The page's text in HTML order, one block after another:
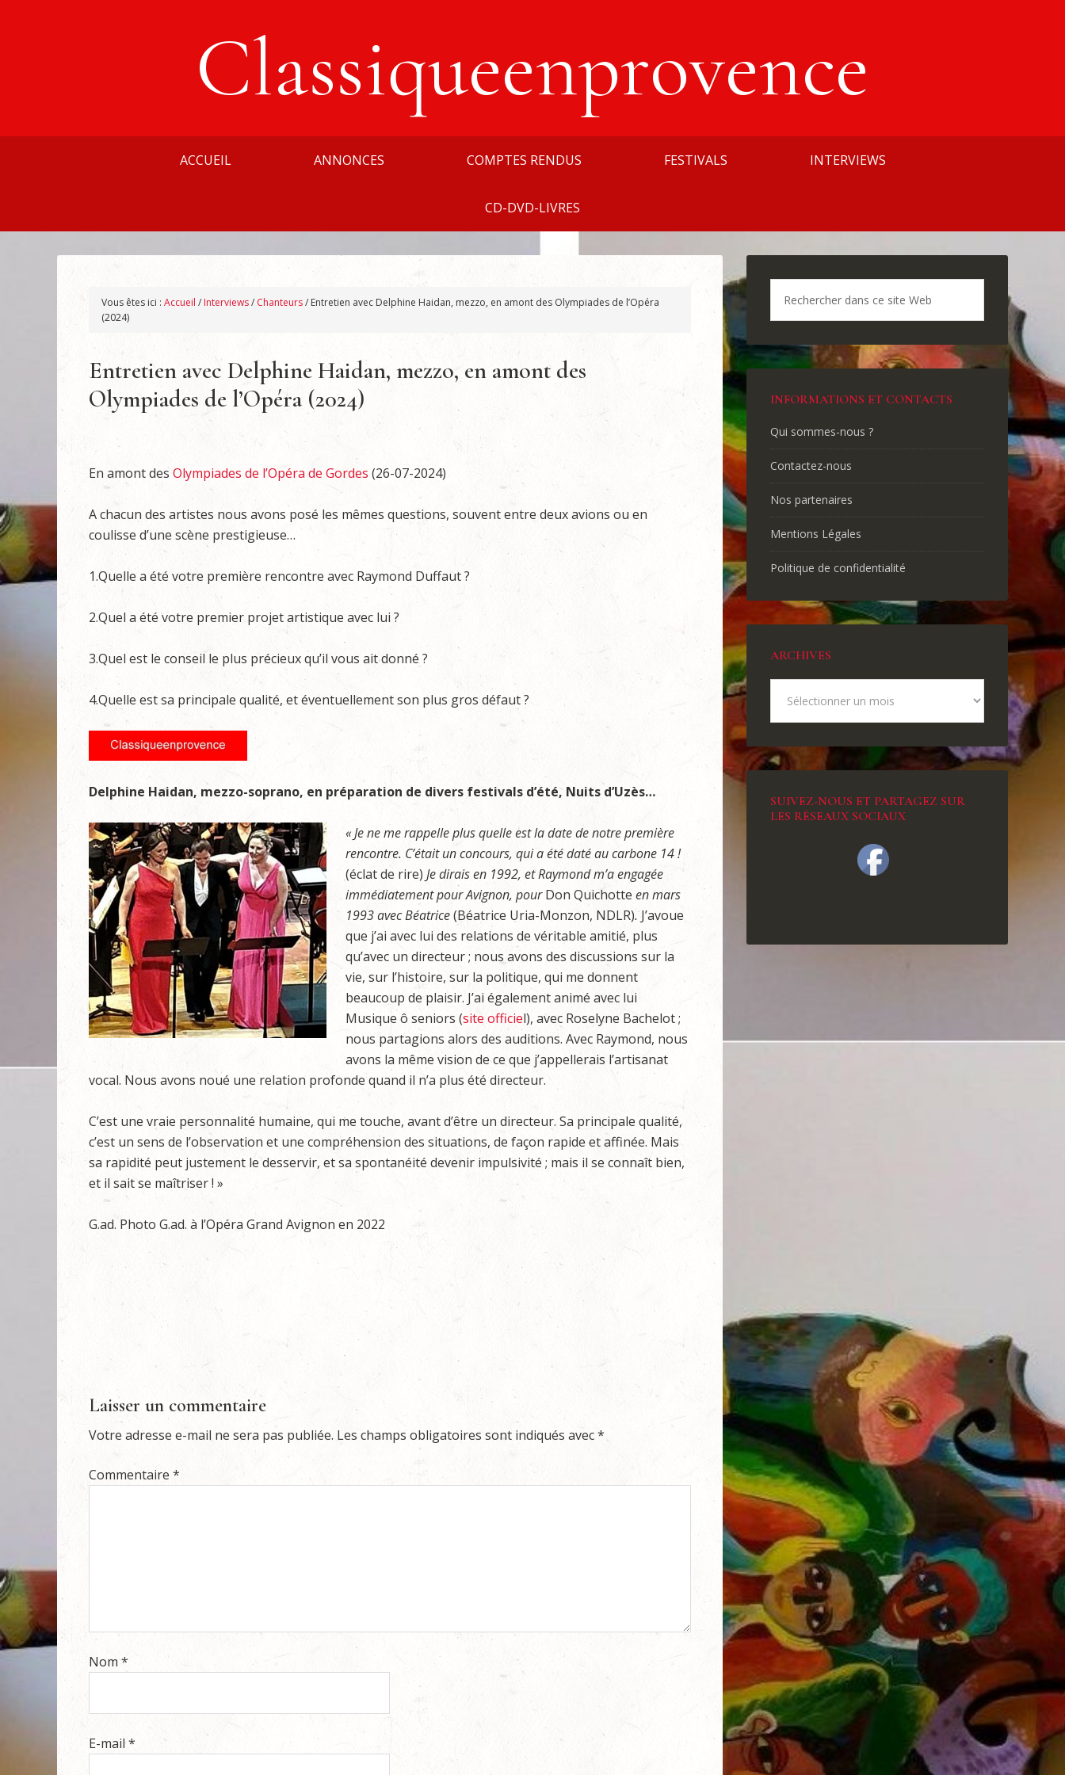
Classiqueenprovence
ACCUEIL ANNONCES COMPTES RENDUS FESTIVALS INTERVIEWS
CD-DVD-LIVRES
Vous êtes ici : Accueil / Interviews/ Chanteurs/ Entretien avec Delphine Haidan, mezzo, en amont des Olympiades de l’Opéra
(2024)
Entretien avec Delphine Haidan, mezzo, en amont des
Olympiades de l’Opéra (2024)
En amont des Olympiades de l’Opéra de Gordes (26-07-2024)
A chacun des artistes nous avons posé les mêmes questions, souvent entre deux avions ou en
coulisse d’une scène prestigieuse…
1.Quelle a été votre première rencontre avec Raymond Duffaut ?
2.Quel a été votre premier projet artistique avec lui ?
3.Quel est le conseil le plus précieux qu’il vous ait donné ?
4.Quelle est sa principale qualité, et éventuellement son plus gros défaut ?
Delphine Haidan, mezzo-soprano, en préparation de divers festivals d’été, Nuits d’Uzès…
« Je ne me rappelle plus quelle est la date de notre première
rencontre. C’était un concours, qui a été daté au carbone 14 !
(éclat de rire) Je dirais en 1992, et Raymond m’a engagée
immédiatement pour Avignon, pourDon Quichotte en mars
1993 avec Béatrice(Béatrice Uria-Monzon, NDLR).J’avoue
que j’ai avec lui des relations de véritable amitié, plus
qu’avec un directeur ; nous avons des discussions sur la
vie, sur l’histoire, sur la politique, qui me donnent
beaucoup de plaisir. J’ai également animé avec lui
Musique ô seniors (site officiel), avec Roselyne Bachelot ;
nous partagions alors des auditions. Avec Raymond, nous
avons la même vision de ce que j’appellerais l’artisanat
vocal. Nous avons noué une relation profonde quand il n’a plus été directeur.
C’est une vraie personnalité humaine, qui me touche, avant d’être un directeur. Sa principale qualité,
c’est un sens de l’observation et une compréhension des situations, de façon rapide et affinée. Mais
sa rapidité peut justement le desservir, et sa spontanéité devenir impulsivité ; mais il se connaît bien,
et il sait se maîtriser ! »
G.ad. Photo G.ad. à l’Opéra Grand Avignon en 2022
Laisser un commentaire
Votre adresse e-mail ne sera pas publiée. Les champs obligatoires sont indiqués avec*
Commentaire *
Nom*
E-mail*
INFORMATIONS ET CONTACTS
Qui sommes-nous ?
Contactez-nous
Nos partenaires
Mentions Légales
Politique de confidentialité
ARCHIVES
SUIVEZ-NOUS ET PARTAGEZ SUR
LES RÉSEAUX SOCIAUX